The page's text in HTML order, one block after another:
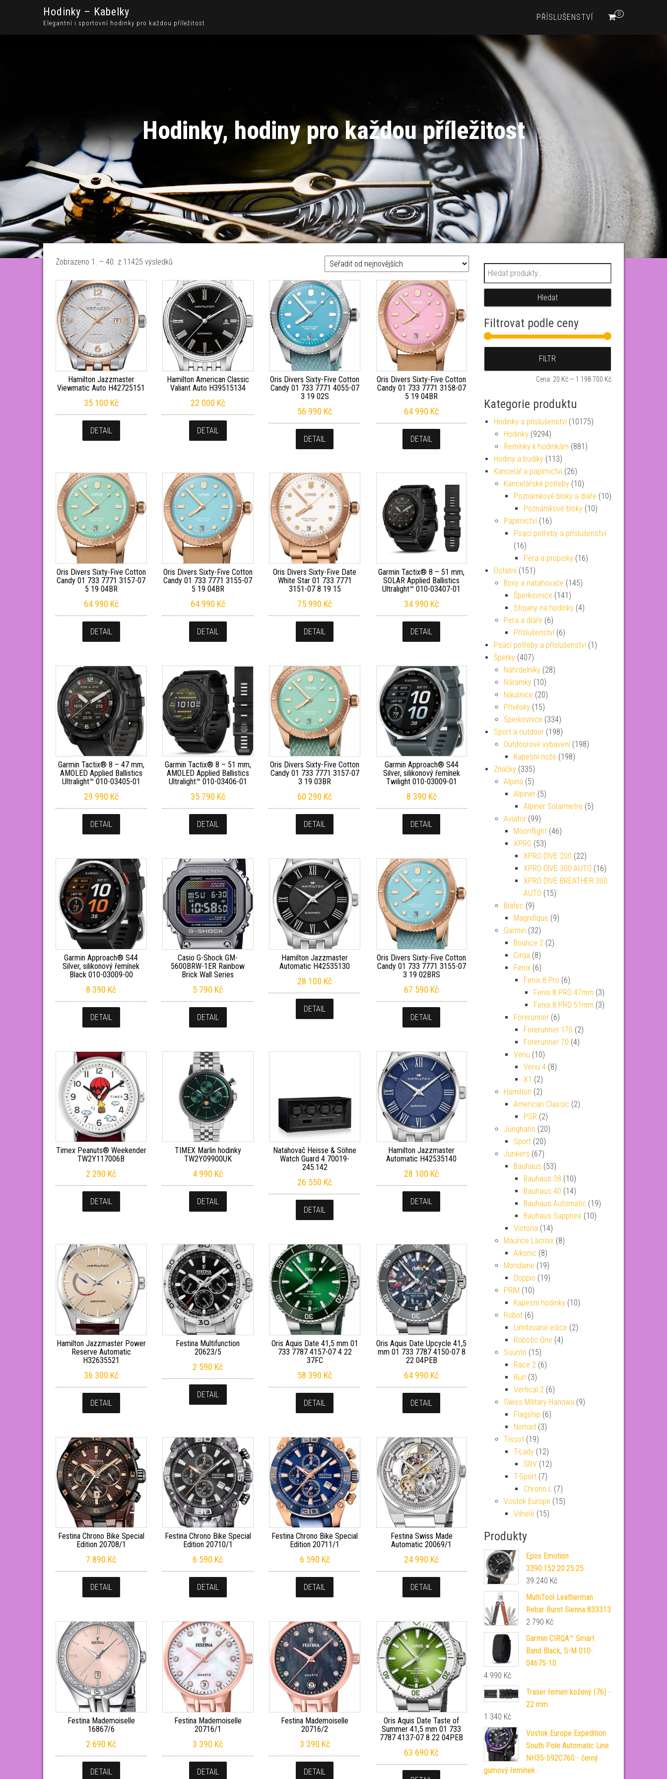
Hodinky – Kabelky
Elegantní i sportovní hodinky pro každou příležitost
0
PŘÍSLUŠENSTVÍ
Hodinky, hodiny pro každou příležitost
Zobrazeno 1. – 40. z 11425 výsledků
Hamilton Jazzmaster
Viewmatic Auto H42725151
35 100 Kč
DETAIL
Hamilton American Classic
Valiant Auto H39515134
22 000 Kč
DETAIL
Oris Divers Sixty-Five Cotton
Candy 01 733 7771 4055-07
3 19 02S
56 990 Kč
DETAIL
Oris Divers Sixty-Five Cotton
Candy 01 733 7771 3158-07
5 19 04BR
64 990 Kč
DETAIL
Oris Divers Sixty-Five Cotton
Candy 01 733 7771 3157-07
5 19 04BR
64 990 Kč
DETAIL
Oris Divers Sixty-Five Cotton
Candy 01 733 7771 3155-07
5 19 04BR
64 990 Kč
DETAIL
Oris Divers Sixty-Five Date
White Star 01 733 7771
3151-07 8 19 15
75 990 Kč
DETAIL
Garmin Tactix® 8 – 51 mm,
SOLAR Applied Ballistics
Ultralight™ 010-03407-01
34 990 Kč
DETAIL
Garmin Tactix® 8 – 47 mm,
AMOLED Applied Ballistics
Ultralight™ 010-03405-01
29 990 Kč
DETAIL
Garmin Tactix® 8 – 51 mm,
AMOLED Applied Ballistics
Ultralight™ 010-03406-01
35 790 Kč
DETAIL
Oris Divers Sixty-Five Cotton
Candy 01 733 7771 3157-07
3 19 03BR
60 290 Kč
DETAIL
Garmin Approach® S44
Silver, silikonový řemínek
Twilight 010-03009-01
8 390 Kč
DETAIL
Garmin Approach® S44
Silver, silikonový řemínek
Black 010-03009-00
8 390 Kč
DETAIL
Casio G-Shock GM-
5600BRW-1ER Rainbow
Brick Wall Series
5 790 Kč
DETAIL
Hamilton Jazzmaster
Automatic H42535130
28 100 Kč
DETAIL
Oris Divers Sixty-Five Cotton
Candy 01 733 7771 3155-07
3 19 02BRS
67 590 Kč
DETAIL
Timex Peanuts® Weekender
TW2Y117006B
2 290 Kč
DETAIL
TIMEX Marlin hodinky
TW2Y09900UK
4 990 Kč
DETAIL
Natahovač Heisse & Söhne
Watch Guard 4 70019-
245.142
26 550 Kč
DETAIL
Hamilton Jazzmaster
Automatic H42535140
28 100 Kč
DETAIL
Hamilton Jazzmaster Power
Reserve Automatic
H32635521
36 300 Kč
DETAIL
Festina Multifunction
20623/5
2 590 Kč
DETAIL
Oris Aquis Date 41,5 mm 01
733 7787 4157-07 4 22
37FC
58 390 Kč
DETAIL
Oris Aquis Date Upcycle 41,5
mm 01 733 7787 4150-07 8
22 04PEB
64 990 Kč
DETAIL
Festina Chrono Bike Special
Edition 20708/1
7 890 Kč
DETAIL
Festina Chrono Bike Special
Edition 20710/1
6 590 Kč
DETAIL
Festina Chrono Bike Special
Edition 20711/1
6 590 Kč
DETAIL
Festina Swiss Made
Automatic 20069/1
24 990 Kč
DETAIL
Festina Mademoiselle
16867/6
2 690 Kč
DETAIL
Festina Mademoiselle
20716/1
3 390 Kč
DETAIL
Festina Mademoiselle
20716/2
3 390 Kč
DETAIL
Oris Aquis Date Taste of
Summer 41,5 mm 01 733
7787 4137-07 8 22 04PEB
63 690 Kč
Hledat:
Hledat
Filtrovat podle ceny
FILTR
Cena: 20 Kč — 1 198 700 Kč
Kategorie produktu
Hodinky a příslušenství (10175)
Hodinky (9294)
Řemínky k hodinkám (881)
Hodiny a budíky (113)
Kancelář a papírnictví (26)
Kancelářské potřeby (10)
Poznámkové bloky a diáře (10)
Poznámkové bloky (10)
Papírnictví (16)
Psací potřeby a příslušenství
(16)
Pera a propisky (16)
Ostatní (151)
Boxy a natahovače (145)
Šperkovnice (141)
Stojany na hodinky (4)
Pera a diáře (6)
Příslušenství (6)
Psací potřeby a příslušenství (1)
Šperky (407)
Náhrdelníky (28)
Náramky (10)
Náušnice (20)
Přívěsky (15)
Šperkovnice (334)
Sport a outdoor (198)
Outdoorové vybavení (198)
Kapesní nože (198)
Značky (335)
Alpina (5)
Alpiner (5)
Alpiner Solarmetre (5)
Aviator (99)
Moonflight (46)
XPRO (53)
XPRO DIVE 200 (22)
XPRO DIVE 300 AUTO (16)
XPRO DIVE BREATHER 300
AUTO (15)
Biatec (9)
Magnifique (9)
Garmin (32)
Bounce 2 (2)
Cirqa (8)
Fenix (6)
Fenix 8 Pro (6)
Fenix 8 PRO 47mm (3)
Fenix 8 PRO 51mm (3)
Forerunner (6)
Forerunner 170 (2)
Forerunner 70 (4)
Venu (10)
Venu 4 (8)
X1 (2)
Hamilton (2)
American Classic (2)
PSR (2)
Junghans (20)
Sport (20)
Junkers (67)
Bauhaus (53)
Bauhaus 38 (10)
Bauhaus 40 (14)
Bauhaus Automatic (19)
Bauhaus Sapphire (10)
Victoria (14)
Maurice Lacroix (8)
Aikonic (8)
Mondaine (19)
Doppio (19)
PRIM (10)
Kapesní hodinky (10)
Robot (6)
Limitované edice (2)
Robotic One (4)
Suunto (15)
Race 2 (6)
Run (3)
Vertical 2 (6)
Swiss Military Hanowa (9)
Flagship (6)
Nomad (3)
Tissot (19)
T-Lady (12)
SRV (12)
T-Sport (7)
Chrono L (7)
Vostok Europe (15)
Vilnelé (15)
Produkty
Epos Emotion
3390.152.20.25.25
39 240 Kč
MultiTool Leatherman
Rebar Burnt Sienna 833313
2 790 Kč
Garmin CIRQA™ Smart
Band Black, S-M 010-
04675-10
4 990 Kč
Traser řemen kožený (76) -
22 mm
1 340 Kč
Vostok Europe Expedition
South Pole Automatic Line
NH35-592C760 - černý
gumový řemínek